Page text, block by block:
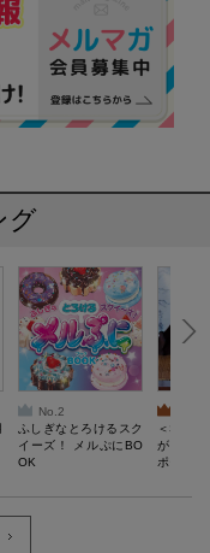
グ
No.2
ふしぎなとろけるスク
イーズ！ メルぷにBO
OK
＜SALE
がある
ポーチ